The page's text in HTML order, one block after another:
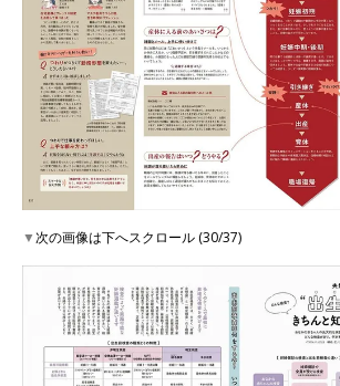
▼次の画像は下へスクロール (30/37)